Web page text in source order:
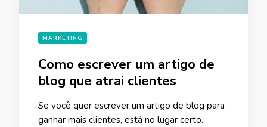
MARKETING
Como escrever um artigo de
blog que atrai clientes
Se você quer escrever um artigo de blog para
ganhar mais clientes, está no lugar certo.